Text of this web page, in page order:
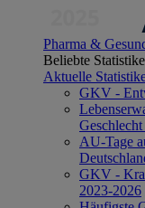
Pharma &
Beliebte
Aktuelle
GKV -
AU-Tage
GKV -
2023-2026